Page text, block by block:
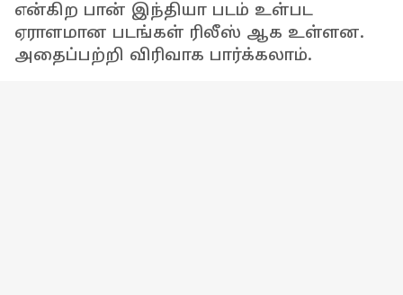
என்கிற பான் இந்தியா படம் உள்பட
ஏராளமான படங்கள் ரிலீஸ் ஆக உள்ளன.
அதைப்பற்றி விரிவாக பார்க்கலாம்.